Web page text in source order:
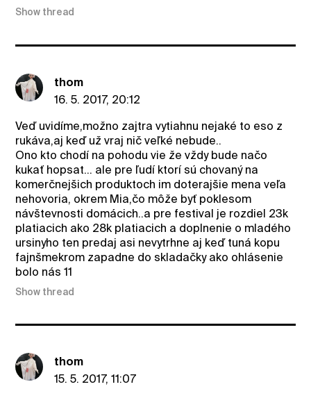
Show thread
thom
16. 5. 2017, 20:12
Veď uvidíme,možno zajtra vytiahnu nejaké to eso z
rukáva,aj keď už vraj nič veľké nebude..
Ono kto chodí na pohodu vie že vždy bude načo
kukať hopsat... ale pre ľudí ktorí sú chovaný na
komerčnejšich produktoch im doterajšie mena veľa
nehovoria, okrem Mia,čo môže byť poklesom
návštevnosti domácich..a pre festival je rozdiel 23k
platiacich ako 28k platiacich a doplnenie o mladého
ursinyho ten predaj asi nevytrhne aj keď tuná kopu
fajnšmekrom zapadne do skladačky ako ohlásenie
bolo nás 11
Show thread
thom
15. 5. 2017, 11:07